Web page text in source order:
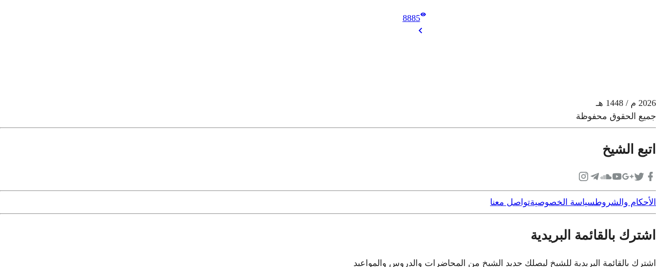
8885
2026 م / 1448 هـ
جميع الحقوق محفوظة
اتبع الشيخ
الأحكام والشروطسياسة الخصوصيةتواصل معنا
اشترك بالقائمة البريدية
اشترك بالقائمة البريدية للشيخ ليصلك جديد الشيخ من المحاضرات والدروس والمواعيد